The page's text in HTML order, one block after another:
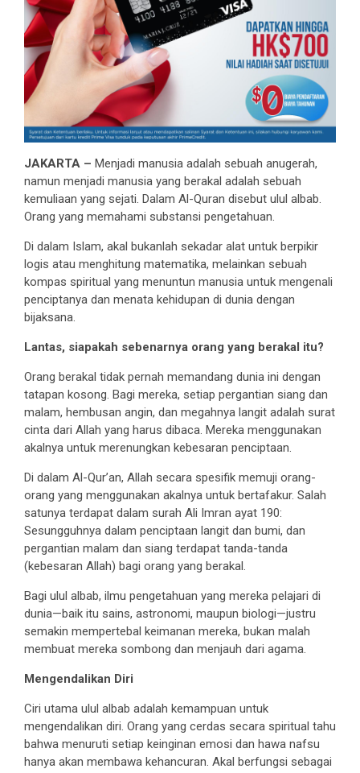
JAKARTA – Menjadi manusia adalah sebuah anugerah,
namun menjadi manusia yang berakal adalah sebuah
kemuliaan yang sejati. Dalam Al-Quran disebut ulul albab.
Orang yang memahami substansi pengetahuan.
Di dalam Islam, akal bukanlah sekadar alat untuk berpikir
logis atau menghitung matematika, melainkan sebuah
kompas spiritual yang menuntun manusia untuk mengenali
penciptanya dan menata kehidupan di dunia dengan
bijaksana.
Lantas, siapakah sebenarnya orang yang berakal itu?
Orang berakal tidak pernah memandang dunia ini dengan
tatapan kosong. Bagi mereka, setiap pergantian siang dan
malam, hembusan angin, dan megahnya langit adalah surat
cinta dari Allah yang harus dibaca. Mereka menggunakan
akalnya untuk merenungkan kebesaran penciptaan.
Di dalam Al-Qur’an, Allah secara spesifik memuji orang-
orang yang menggunakan akalnya untuk bertafakur. Salah
satunya terdapat dalam surah Ali Imran ayat 190:
Sesungguhnya dalam penciptaan langit dan bumi, dan
pergantian malam dan siang terdapat tanda-tanda
(kebesaran Allah) bagi orang yang berakal.
Bagi ulul albab, ilmu pengetahuan yang mereka pelajari di
dunia—baik itu sains, astronomi, maupun biologi—justru
semakin mempertebal keimanan mereka, bukan malah
membuat mereka sombong dan menjauh dari agama.
Mengendalikan Diri
Ciri utama ulul albab adalah kemampuan untuk
mengendalikan diri. Orang yang cerdas secara spiritual tahu
bahwa menuruti setiap keinginan emosi dan hawa nafsu
hanya akan membawa kehancuran. Akal berfungsi sebagai